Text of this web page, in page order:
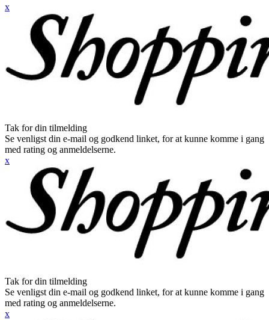
x
Tak for din tilmelding
Se venligst din e-mail og godkend linket, for at kunne komme i gang
med rating og anmeldelserne.
x
Tak for din tilmelding
Se venligst din e-mail og godkend linket, for at kunne komme i gang
med rating og anmeldelserne.
x